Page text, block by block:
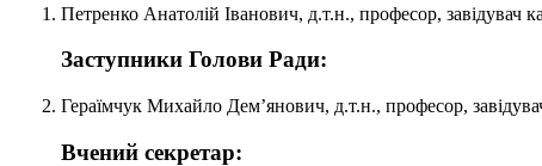
Петренко Анатолій Іванович, д.т.н., професор, завідувач
Заступники Голови Ради:
Гераїмчук Михайло Дем’янович, д.т.н., професор,
Вчений секретар: